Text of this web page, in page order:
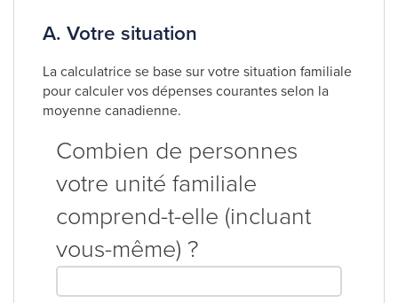
A. Votre situation
La calculatrice se base sur votre situation familiale
pour calculer vos dépenses courantes selon la
moyenne canadienne.
Combien de personnes
votre unité familiale
comprend-t-elle (incluant
vous-même) ?